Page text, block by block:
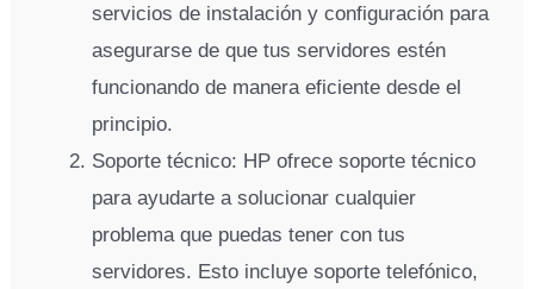
servicios de instalación y configuración para
asegurarse de que tus servidores estén
funcionando de manera eficiente desde el
principio.
Soporte técnico: HP ofrece soporte técnico
para ayudarte a solucionar cualquier
problema que puedas tener con tus
servidores. Esto incluye soporte telefónico,